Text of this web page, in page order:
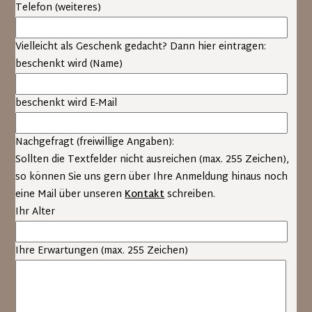
Gruppen- und Einzelimprovisationen
vom Kursleiter verteilt und können mitgebracht
werden
Dialogübungen (Auseinandersetzung,
Konfliktfähigkeit)
Schauspielerische Theorie und Technik (Situation,
Wahrhaftigkeit, Wiederholbarkeit, Untertext u.a.)
professionelles Feedback
Am Ende des Schauspielworkshops hat jeder Teilnehmer die
Möglichkeit in einem Vieraugengespräch eine ehrliche
Empfehlungen für sein künftiges Vorgehen zu bekommen.
Telefon (weiteres)
Vielleicht als Geschenk gedacht? Dann hier eintragen:
beschenkt wird (Name)
beschenkt wird E-Mail
Nachgefragt (freiwillige Angaben):
Sollten die Textfelder nicht ausreichen (max. 255 Zeichen),
so können Sie uns gern über Ihre Anmeldung hinaus noch
eine Mail über unserenKontaktschreiben.
Ihr Alter
Ihre Erwartungen (max. 255 Zeichen)